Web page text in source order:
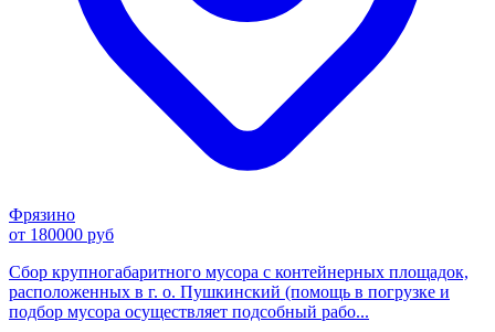
Фрязино
от 180000 руб
Сбор крупногабаритного мусора с контейнерных площадок,
расположенных в г. о. Пушкинский (помощь в погрузке и
подбор мусора осуществляет подсобный рабо...